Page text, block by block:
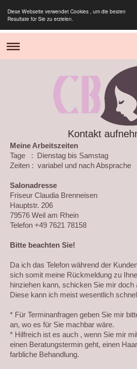
Diese Webseite verwendet Cookies , um die besten
Resultate für Sie zu erzielen.
Kontakt
Meine Arbeitszeiten
Tage : Dienstag bis Samstag
Zeiten : variabel und nach Absprache
Salonadresse
Friseur Claudia Brenneisen
Hauptstr. 206
79576 Weil am Rhein
Telefon +49 7621 78158
Bitte beachten Sie!
Da ich das Telefon während der
sich somit meine Rückmeldung zu
hinziehen kann, schicken Sie mir doch
Diese kann ich meist wesentlich
* Für Terminanfragen geben Sie mir
an, wo es für Sie machbar wäre.
* Hilfreich ist es auch , wenn Sie mir
einen Beratungstermin geht, einen
farbliche Behandlung.